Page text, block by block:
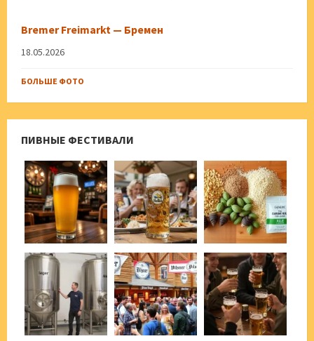
Bremer Freimarkt — Бремен
18.05.2026
БОЛЬШЕ ФОТО
ПИВНЫЕ ФЕСТИВАЛИ